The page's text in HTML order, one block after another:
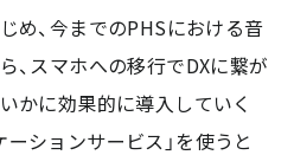
め、今までのPHSにおける音
、スマホへの移行でDXに繋が
かに効果的に導入していく
ションサービス」を使うと